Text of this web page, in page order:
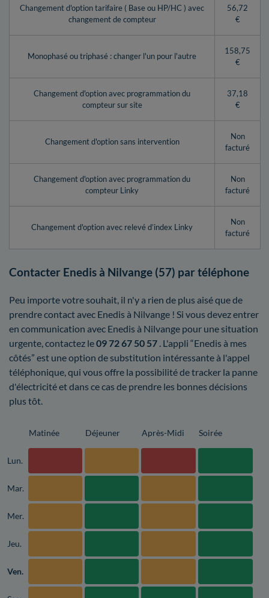
Changement d'option tarifaire ( Base ou HP/HC ) avec
changement de compteur
56,72
€
Monophasé ou triphasé : changer l'un pour l'autre
158,75
€
Changement d'option avec programmation du
compteur sur site
37,18
€
Changement d'option sans intervention
Non
facturé
Changement d'option avec programmation du
compteur Linky
Non
facturé
Changement d'option avec relevé d’index Linky
Non
facturé
Contacter Enedis à Nilvange (57) par téléphone
Peu importe votre souhait, il n'y a rien de plus aisé que de
prendre contact avec Enedis à Nilvange ! Si vous devez entrer
en communication avec Enedis à Nilvange pour une situation
urgente, contactez le09 72 67 50 57 . L'appli “Enedis à mes
côtés” est une option de substitution intéressante à l'appel
téléphonique, qui vous offre la possibilité de tracker la panne
d'électricité et dans ce cas de prendre les bonnes décisions
plus tôt.
Matinée Déjeuner Après-Midi Soirée
Lun.
Mar.
Mer.
Jeu.
Ven.